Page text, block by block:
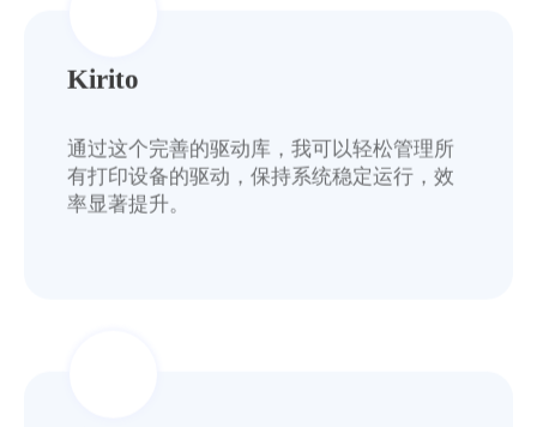
Kirito
通过这个完善的驱动库，我可以轻松管理所
有打印设备的驱动，保持系统稳定运行，效
率显著提升。